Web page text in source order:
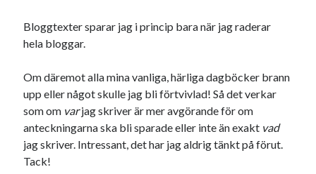
Bloggtexter sparar jag i princip bara när jag raderar
hela bloggar.
Om däremot alla mina vanliga, härliga dagböcker brann
upp eller något skulle jag bli förtvivlad! Så det verkar
som om varjag skriver är mer avgörande för om
anteckningarna ska bli sparade eller inte än exakt vad
jag skriver. Intressant, det har jag aldrig tänkt på förut.
Tack!